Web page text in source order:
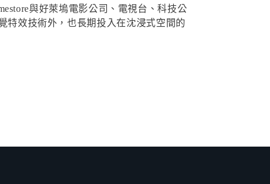
與好萊塢電影公司、電視台、科技公
特效技術外，也長期投入在沈浸式空間的